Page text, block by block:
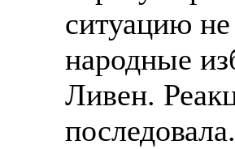
ситуацию
народные
Ливен.
последовала.